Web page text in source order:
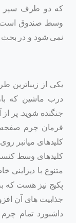
که دو طرف سپر
وسط صندوق است.
نمی شود و در بحث
یکی از زیباترین
درب ماشین که باز
جنگنده شوید. پر از
فرمان چرم صفحه
کلیدهای وسط
متنوع با دیزاینی
جذابیت های آن
داشبورد تمام